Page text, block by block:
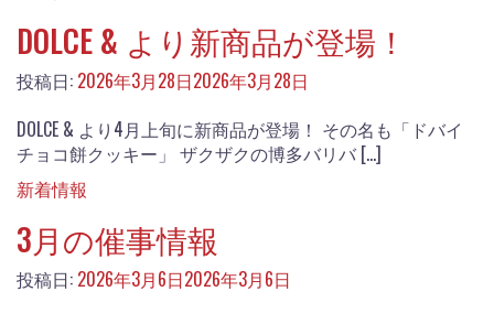
DOLCE & より新商品が登場！
投稿日: 2026年3月28日2026年3月28日
DOLCE & より4月上旬に新商品が登場！ その名も「ドバイ
チョコ餅クッキー」 ザクザクの博多バリバ […]
新着情報
3月の催事情報
投稿日: 2026年3月6日2026年3月6日